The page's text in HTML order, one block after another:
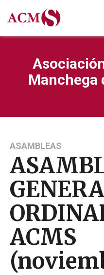
Manchega
ASAMBLEAS
ACMS